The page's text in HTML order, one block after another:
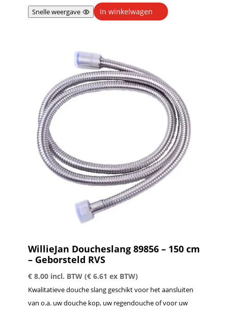
Snelle weergave In winkelwagen
WillieJan Doucheslang 89856 – 150 cm
– Geborsteld RVS
€8.00 incl. BTW (€6.61 ex BTW)
Kwalitatieve douche slang geschikt voor het aansluiten
van o.a. uw douche kop, uw regendouche of voor uw